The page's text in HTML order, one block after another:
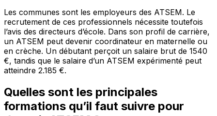
Les communes sont les employeurs des ATSEM. Le
recrutement de ces professionnels nécessite toutefois
l’avis des directeurs d’école. Dans son profil de carrière,
un ATSEM peut devenir coordinateur en maternelle ou
en crèche. Un débutant perçoit un salaire brut de 1540
€, tandis que le salaire d’un ATSEM expérimenté peut
atteindre 2.185 €.
Quelles sont les principales
formations qu’il faut suivre pour